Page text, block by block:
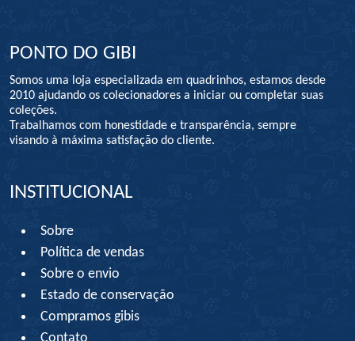
PONTO DO GIBI
Somos uma loja especializada em quadrinhos, estamos desde
2010 ajudando os colecionadores a iniciar ou completar suas
coleções.
Trabalhamos com honestidade e transparência, sempre
visando à máxima satisfação do cliente.
INSTITUCIONAL
Sobre
Política de vendas
Sobre o envio
Estado de conservação
Compramos gibis